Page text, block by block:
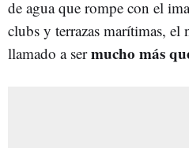
de agua que rompe con el
clubs y terrazas marítimas, el
llamado a sermucho más